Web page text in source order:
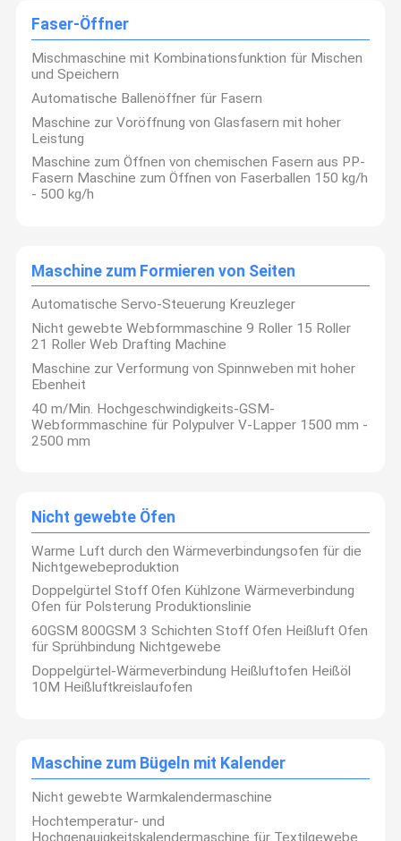
Faser-Öffner
Mischmaschine mit Kombinationsfunktion für Mischen
und Speichern
Automatische Ballenöffner für Fasern
Maschine zur Voröffnung von Glasfasern mit hoher
Leistung
Maschine zum Öffnen von chemischen Fasern aus PP-
Fasern Maschine zum Öffnen von Faserballen 150 kg/h
- 500 kg/h
Maschine zum Formieren von Seiten
Automatische Servo-Steuerung Kreuzleger
Nicht gewebte Webformmaschine 9 Roller 15 Roller
21 Roller Web Drafting Machine
Maschine zur Verformung von Spinnweben mit hoher
Ebenheit
40 m/Min. Hochgeschwindigkeits-GSM-
Webformmaschine für Polypulver V-Lapper 1500 mm -
2500 mm
Nicht gewebte Öfen
Warme Luft durch den Wärmeverbindungsofen für die
Nichtgewebeproduktion
Doppelgürtel Stoff Ofen Kühlzone Wärmeverbindung
Ofen für Polsterung Produktionslinie
60GSM 800GSM 3 Schichten Stoff Ofen Heißluft Ofen
für Sprühbindung Nichtgewebe
Doppelgürtel-Wärmeverbindung Heißluftofen Heißöl
10M Heißluftkreislaufofen
Maschine zum Bügeln mit Kalender
Nicht gewebte Warmkalendermaschine
Hochtemperatur- und
Hochgenauigkeitskalendermaschine für Textilgewebe
Nonwoven-Maschinen in
Wir haben über ein Jahrzehnt Berufserfahrung in diesem
Herstellung von nichtgewebten Maschinen und Bereitstellung
einer umfassenden Nichtgewebeproduktion
Wir bieten Lösungen, entsprechende Hilfsmittel und exzellente
Dienstleistungen für Anwender weltweit.